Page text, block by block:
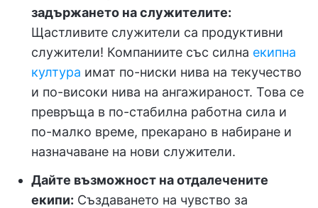
задържането на служителите:
Щастливите служители са продуктивни
служители! Компаниите със силна екипна
култура имат по-ниски нива на текучество
и по-високи нива на ангажираност. Това се
превръща в по-стабилна работна сила и
по-малко време, прекарано в набиране и
назначаване на нови служители.
Дайте възможност на отдалечените
екипи: Създаването на чувство за